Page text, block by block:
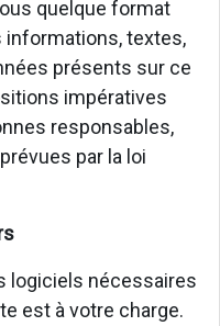
quelque format
informations, textes,
présents sur ce
impératives
responsables,
par la loi
logiciels nécessaires
est à votre charge.